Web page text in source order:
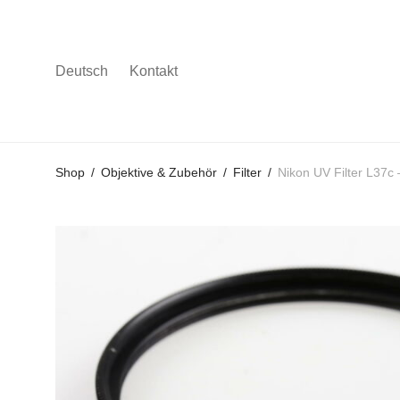
Deutsch Kontakt
Shop / Objektive & Zubehör / Filter / Nikon UV Filter L37c